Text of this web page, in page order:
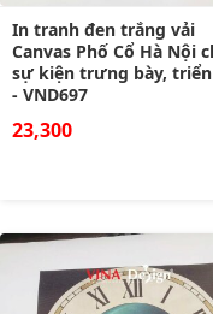
In tranh đen trắng vải
Canvas Phố Cổ Hà Nội
sự kiện trưng bày,
- VND697
23,300